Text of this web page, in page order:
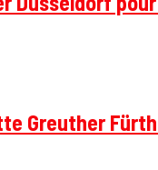
Greuther